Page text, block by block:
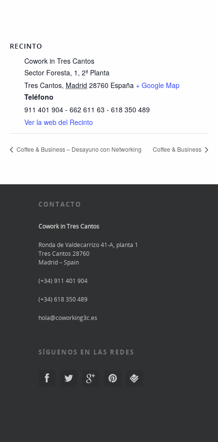
RECINTO
Cowork in Tres Cantos
Sector Foresta, 1, 2ª Planta
Tres Cantos, Madrid 28760 España + Google Map
Teléfono
911 401 904 - 662 611 63 - 618 350 489
Ver la web del Recinto
Coffee & Business – Desayuno con Networking Coffee & Business
CONTACTO
Cowork in Tres Cantos
Ronda de Valdecarrizo 41-A, planta 1
Tres Cantos 28760
Madrid – Spain
(+34) 911 401 904
(+34) 618 350 489
hola@coworking3c.es
SÍGUENOS EN LAS REDES